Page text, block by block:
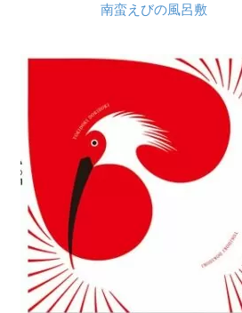
南蛮えびの風呂敷